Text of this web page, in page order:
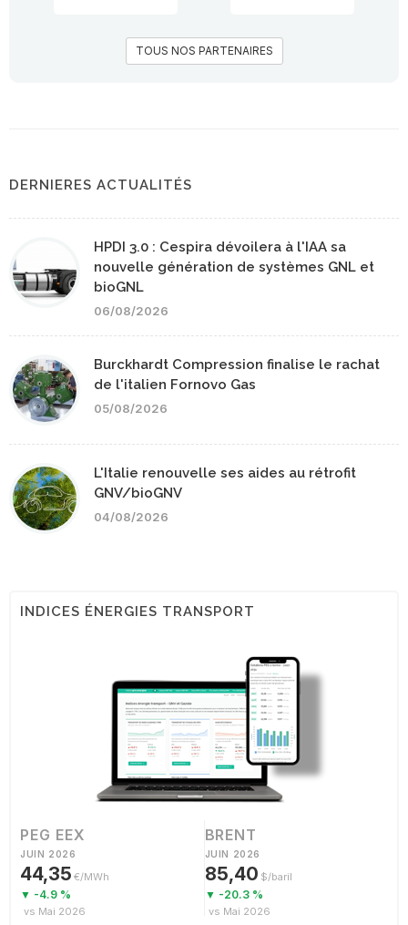
TOUS NOS PARTENAIRES
DERNIERES ACTUALITÉS
HPDI 3.0 : Cespira dévoilera à l'IAA sa
nouvelle génération de systèmes GNL et
bioGNL
06/08/2026
Burckhardt Compression finalise le rachat
de l'italien Fornovo Gas
05/08/2026
L'Italie renouvelle ses aides au rétrofit
GNV/bioGNV
04/08/2026
INDICES ÉNERGIES TRANSPORT
PEG EEX
JUIN 2026
44,35 €/MWh
▼ -4.9 %
vs Mai 2026
BRENT
JUIN 2026
85,40 $/baril
▼ -20.3 %
vs Mai 2026